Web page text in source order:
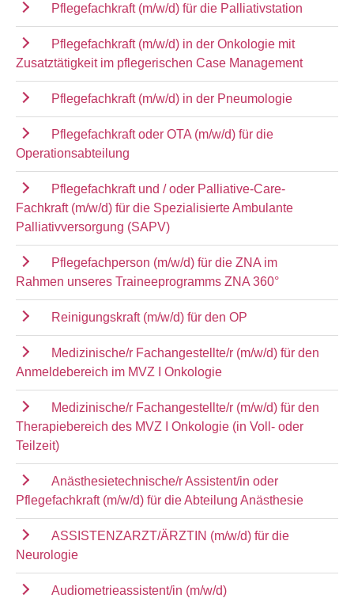
Pflegefachkraft (m/w/d) für die Palliativstation
Pflegefachkraft (m/w/d) in der Onkologie mit
Zusatztätigkeit im pflegerischen Case Management
Pflegefachkraft (m/w/d) in der Pneumologie
Pflegefachkraft oder OTA (m/w/d) für die
Operationsabteilung
Pflegefachkraft und / oder Palliative-Care-
Fachkraft (m/w/d) für die Spezialisierte Ambulante
Palliativversorgung (SAPV)
Pflegefachperson (m/w/d) für die ZNA im
Rahmen unseres Traineeprogramms ZNA 360°
Reinigungskraft (m/w/d) für den OP
Medizinische/r Fachangestellte/r (m/w/d) für den
Anmeldebereich im MVZ I Onkologie
Medizinische/r Fachangestellte/r (m/w/d) für den
Therapiebereich des MVZ I Onkologie (in Voll- oder
Teilzeit)
Anästhesietechnische/r Assistent/in oder
Pflegefachkraft (m/w/d) für die Abteilung Anästhesie
ASSISTENZARZT/ÄRZTIN (m/w/d) für die
Neurologie
Audiometrieassistent/in (m/w/d)